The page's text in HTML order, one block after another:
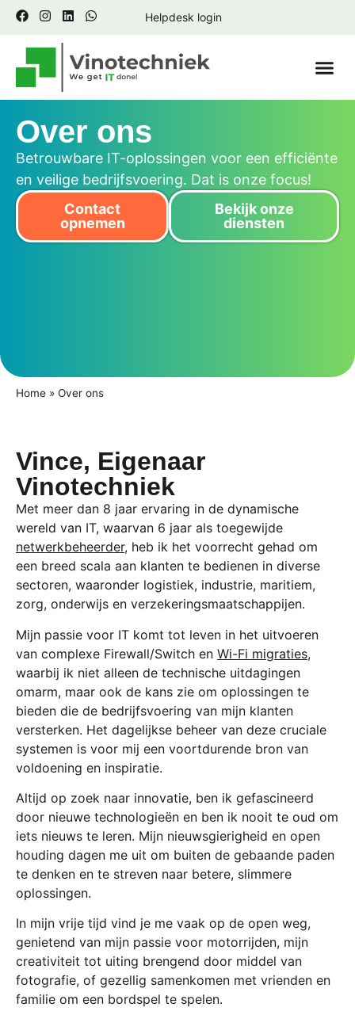
Helpdesk login
Over ons
Betrouwbare IT-oplossingen voor een efficiënte
en veilige bedrijfsvoering. Dat is onze focus!
Contact
opnemen
Bekijk onze
diensten
Home » Over ons
Vince, Eigenaar
Vinotechniek
Met meer dan 8 jaar ervaring in de dynamische
wereld van IT, waarvan 6 jaar als toegewijde
netwerkbeheerder, heb ik het voorrecht gehad om
een breed scala aan klanten te bedienen in diverse
sectoren, waaronder logistiek, industrie, maritiem,
zorg, onderwijs en verzekeringsmaatschappijen.
Mijn passie voor IT komt tot leven in het uitvoeren
van complexe Firewall/Switch en Wi-Fi migraties,
waarbij ik niet alleen de technische uitdagingen
omarm, maar ook de kans zie om oplossingen te
bieden die de bedrijfsvoering van mijn klanten
versterken. Het dagelijkse beheer van deze cruciale
systemen is voor mij een voortdurende bron van
voldoening en inspiratie.
Altijd op zoek naar innovatie, ben ik gefascineerd
door nieuwe technologieën en ben ik nooit te oud om
iets nieuws te leren. Mijn nieuwsgierigheid en open
houding dagen me uit om buiten de gebaande paden
te denken en te streven naar betere, slimmere
oplossingen.
In mijn vrije tijd vind je me vaak op de open weg,
genietend van mijn passie voor motorrijden, mijn
creativiteit tot uiting brengend door middel van
fotografie, of gezellig samenkomen met vrienden en
familie om een bordspel te spelen.